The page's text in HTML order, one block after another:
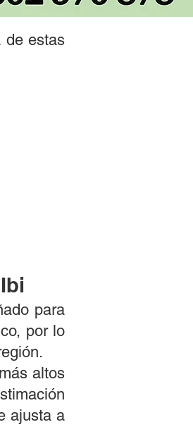
de estas
para
por lo
altos
ajusta a